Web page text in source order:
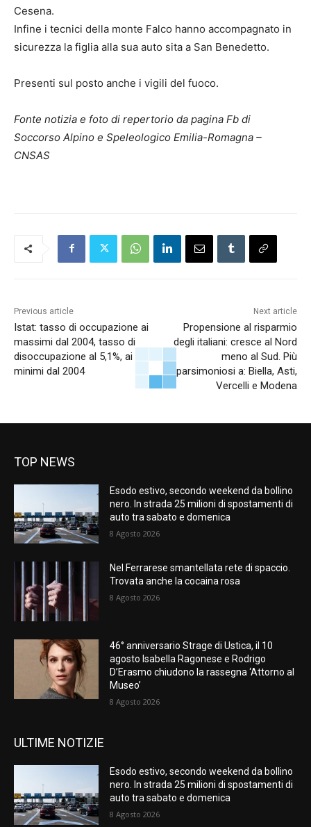
Cesena.
Infine i tecnici della monte Falco hanno accompagnato in
sicurezza la figlia alla sua auto sita a San Benedetto.
Presenti sul posto anche i vigili del fuoco.
Fonte notizia e foto di repertorio da pagina Fb di
Soccorso Alpino e Speleologico Emilia-Romagna –
CNSAS
Previous article
Istat: tasso di occupazione ai
massimi dal 2004, tasso di
disoccupazione al 5,1%, ai
minimi dal 2004
Next article
Propensione al risparmio
degli italiani: cresce al Nord
meno al Sud. Più
parsimoniosi a: Biella, Asti,
Vercelli e Modena
TOP NEWS
Esodo estivo, secondo weekend da bollino
nero. In strada 25 milioni di spostamenti di
auto tra sabato e domenica
8 Agosto 2026
Nel Ferrarese smantellata rete di spaccio.
Trovata anche la cocaina rosa
8 Agosto 2026
46° anniversario Strage di Ustica, il 10
agosto Isabella Ragonese e Rodrigo
D’Erasmo chiudono la rassegna ‘Attorno al
Museo’
8 Agosto 2026
ULTIME NOTIZIE
Esodo estivo, secondo weekend da bollino
nero. In strada 25 milioni di spostamenti di
auto tra sabato e domenica
8 Agosto 2026